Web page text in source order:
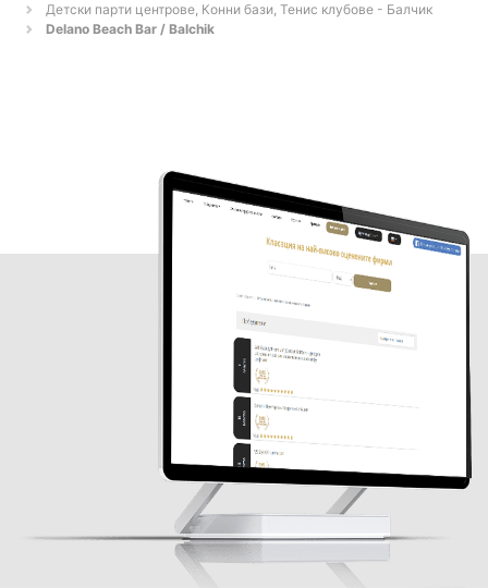
Детски парти центрове, Конни бази, Тенис клубове - Балчик
Delano Beach Bar / Balchik